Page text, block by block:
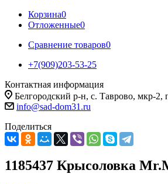
Корзина0
Отложенные0
Сравнение товаров0
+7(909)203-53-25
Контактная информация
Белгородский р-н, с. Таврово, мкр-
info@sad-dom31.ru
Поделиться
1185437 Крысоловка